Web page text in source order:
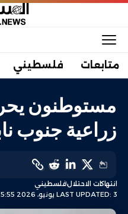
متابعات فلسطيني
مستوطنون
زراعية جنوب
LAST UPDATED: 3 يونيو، 2026 5:55 م
انتهاكات الاحتلالفلسطيني